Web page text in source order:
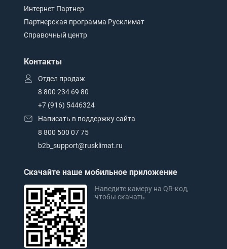
Интернет Партнер
Партнерская программа Русклимат
Справочный центр
Контакты
Отдел продаж
8 800 234 69 80
+7 (916) 5446324
Написать в поддержку сайта
8 800 500 07 75
b2b_support@rusklimat.ru
Скачайте наше мобильное приложение
Наведите камеру на QR-код,
чтобы скачать